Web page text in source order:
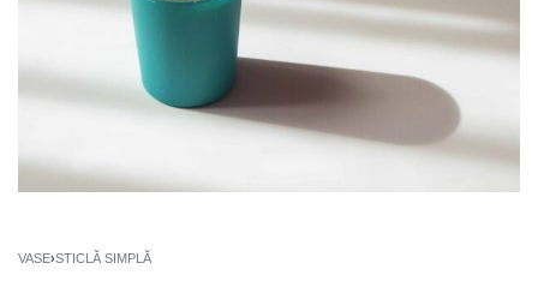
VASE›STICLĂ SIMPLĂ